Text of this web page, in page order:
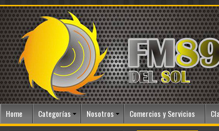
Home Categorías Nosotros Comercios y Servicios